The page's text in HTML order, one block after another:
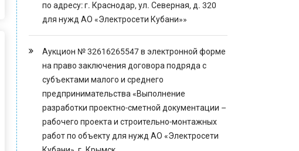
по адресу: г. Краснодар, ул. Северная, д. 320
для нужд АО «Электросети Кубани»»
Аукцион № 32616265547 в электронной форме
на право заключения договора подряда с
субъектами малого и среднего
предпринимательства «Выполнение
разработки проектно-сметной документации –
рабочего проекта и строительно-монтажных
работ по объекту для нужд АО «Электросети